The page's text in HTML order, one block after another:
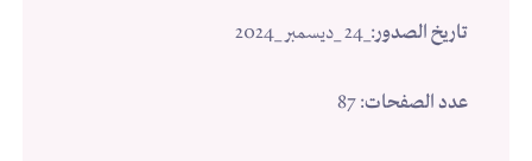
تاريخ الصدور: _24 _ديسمبر _2024
عدد الصفحات: 87